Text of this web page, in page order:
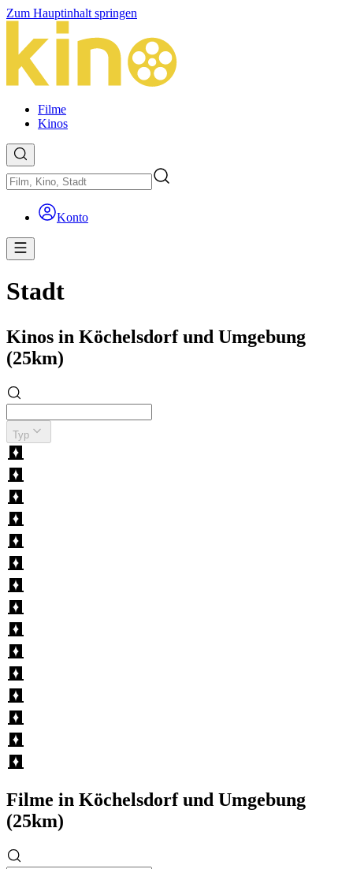
Zum Hauptinhalt springen
Filme
Kinos
Konto
Stadt
Kinos in Köchelsdorf und Umgebung
(25km)
Typ
Filme in Köchelsdorf und Umgebung
(25km)